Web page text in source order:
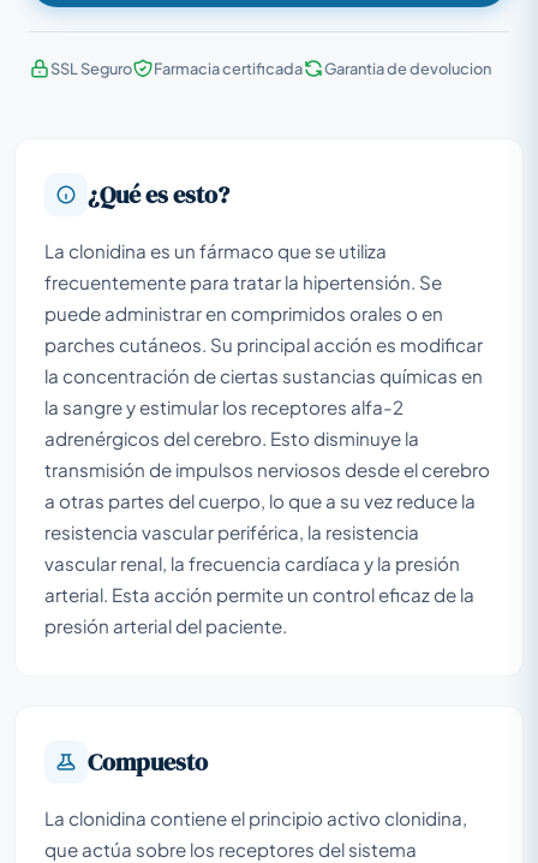
SSL Seguro Farmacia certificada Garantia de devolucion
¿Qué es esto?
La clonidina es un fármaco que se utiliza
frecuentemente para tratar la hipertensión. Se
puede administrar en comprimidos orales o en
parches cutáneos. Su principal acción es modificar
la concentración de ciertas sustancias químicas en
la sangre y estimular los receptores alfa-2
adrenérgicos del cerebro. Esto disminuye la
transmisión de impulsos nerviosos desde el cerebro
a otras partes del cuerpo, lo que a su vez reduce la
resistencia vascular periférica, la resistencia
vascular renal, la frecuencia cardíaca y la presión
arterial. Esta acción permite un control eficaz de la
presión arterial del paciente.
Compuesto
La clonidina contiene el principio activo clonidina,
que actúa sobre los receptores del sistema